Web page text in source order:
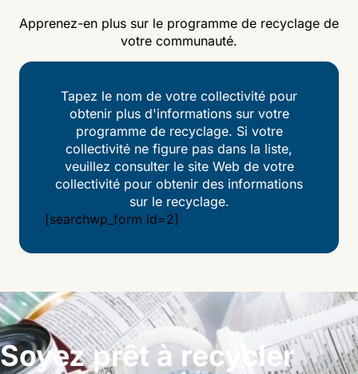
Apprenez-en plus sur le programme de recyclage de
votre communauté.
Tapez le nom de votre collectivité pour
obtenir plus d'informations sur votre
programme de recyclage. Si votre
collectivité ne figure pas dans la liste,
veuillez consulter le site Web de votre
collectivité pour obtenir des informations
sur le recyclage.
[searchwp_form id=2]
Soyez prêt à recycler